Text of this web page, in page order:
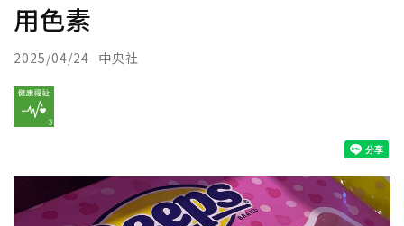
用色素
2025/04/24 中央社